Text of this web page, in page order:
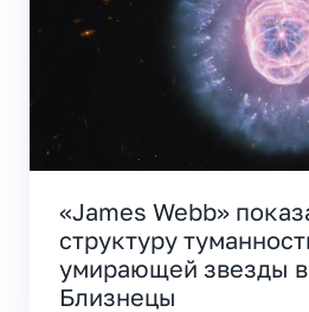
«James Webb»
структуру
умирающей звезды в
Близнецы